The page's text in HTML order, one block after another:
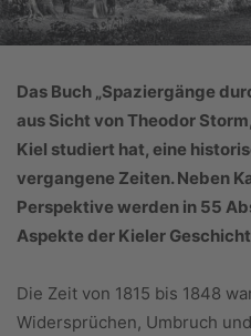
Das Buch „Spaziergänge
aus Sicht von Theodor
Kiel studiert hat, eine
vergangene Zeiten. Neben
Perspektive werden in 55
Aspekte der Kieler
Die Zeit von 1815 bis 1848
Widersprüchen, Umbruch